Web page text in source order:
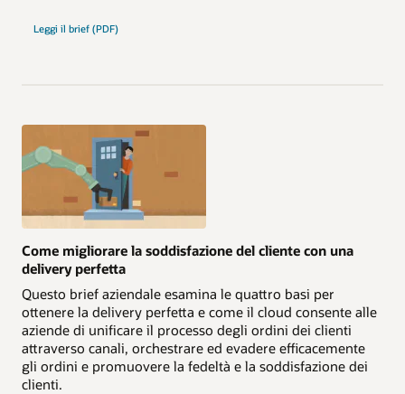
Leggi il brief (PDF)
Come migliorare la soddisfazione del cliente con una
delivery perfetta
Questo brief aziendale esamina le quattro basi per
ottenere la delivery perfetta e come il cloud consente alle
aziende di unificare il processo degli ordini dei clienti
attraverso canali, orchestrare ed evadere efficacemente
gli ordini e promuovere la fedeltà e la soddisfazione dei
clienti.